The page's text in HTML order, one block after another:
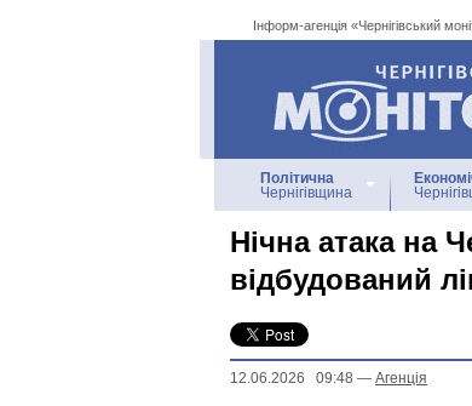
Інформ-агенція «Чернігівський
Інформ-агенція
«Чернігівський
Політична
Чернігівщина
Нічна атака на
відбудований
12.06.2026 09:48 — Агенцiя